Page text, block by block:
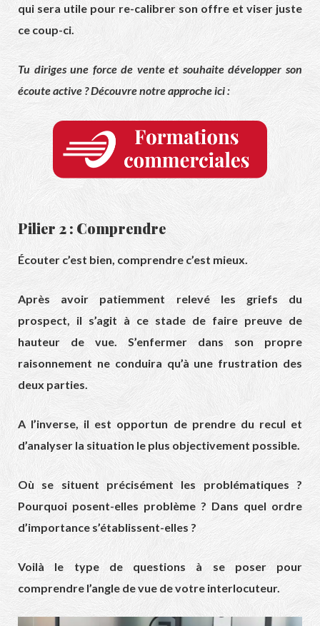
qui sera utile pour re-calibrer son offre et viser juste
ce coup-ci.
Tu diriges une force de vente et souhaite développer son
écoute active ? Découvre notre approche ici :
Pilier 2 : Comprendre
Écouter c’est bien, comprendre c’est mieux.
Après avoir patiemment relevé les griefs du
prospect, il s’agit à ce stade de faire preuve de
hauteur de vue. S’enfermer dans son propre
raisonnement ne conduira qu’à une frustration des
deux parties.
A l’inverse, il est opportun de prendre du recul et
d’analyser la situation le plus objectivement possible.
Où se situent précisément les problématiques ?
Pourquoi posent-elles problème ? Dans quel ordre
d’importance s’établissent-elles ?
Voilà le type de questions à se poser pour
comprendre l’angle de vue de votre interlocuteur.